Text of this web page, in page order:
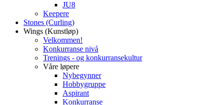
JU8
Keepere
Stones (Curling)
Wings (Kunstløp)
Velkommen!
Konkurranse nivå
Trenings - og konkurransekultur
Våre løpere
Nybegynner
Hobbygruppe
Aspirant
Konkurranse